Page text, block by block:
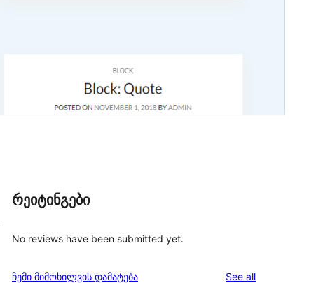
რეიტინგები
No reviews have been submitted yet.
ჩემი მიმოხილვის დამატება See allreviews